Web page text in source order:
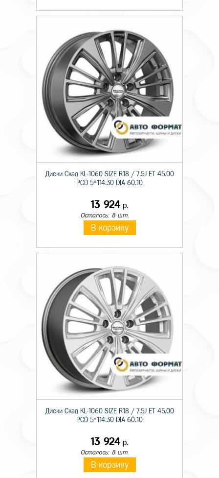
Диски Скад KL-1060 SIZE R18 / 7.5J ET 45.00
PCD 5*114.30 DIA 60.10
13 924 р.
Осталось: 8 шт.
В корзину
Диски Скад KL-1060 SIZE R18 / 7.5J ET 45.00
PCD 5*114.30 DIA 60.10
13 924 р.
Осталось: 8 шт.
В корзину